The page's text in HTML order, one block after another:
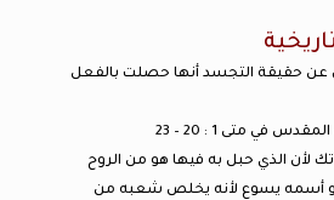
عن حقيقة التجسد أنها حصلت بالفعل
في متى 1 : 20 – 23
لأن الذي حبل به فيها هو من الروح
أسمه يسوع لأنه يخلص شعبه من